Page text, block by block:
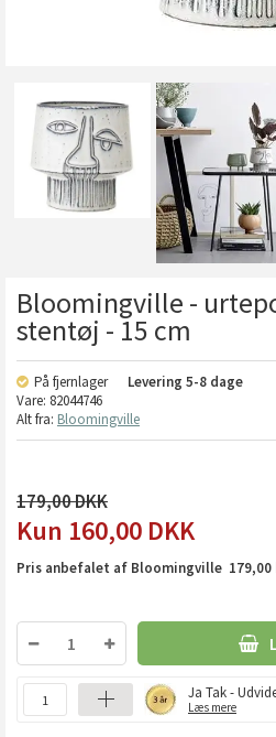
Bloomingville -
stentøj - 15 cm
På fjernlager Levering 5-8 dage
Vare: 82044746
Alt fra: Bloomingville
179,00
160,00 DKK
Pris anbefalet af Bloomingville 179,00
Ja Tak -
Læs mere